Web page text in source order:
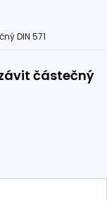
DIN 571
částečný